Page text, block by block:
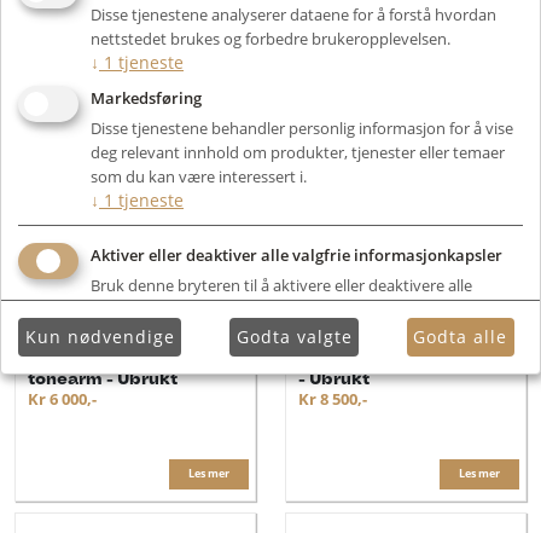
Jasmine TA-214J 9"
tonearm - Ubrukt
Kr 6 000,-
Les mer
Jasmine TA 297 12" arm
- Ubrukt
Kr 8 500,-
Les mer
Disse tjenestene analyserer dataene for å forstå hvordan
nettstedet brukes og forbedre brukeropplevelsen.
↓ 1 tjeneste
Markedsføring
Disse tjenestene behandler personlig informasjon for å vise
deg relevant innhold om produkter, tjenester eller temaer
som du kan være interessert i.
↓ 1 tjeneste
Aktiver eller deaktiver alle valgfrie informasjonkapsler
Bruk denne bryteren til å aktivere eller deaktivere alle
Kun nødvendige Godta valgte Godta alle